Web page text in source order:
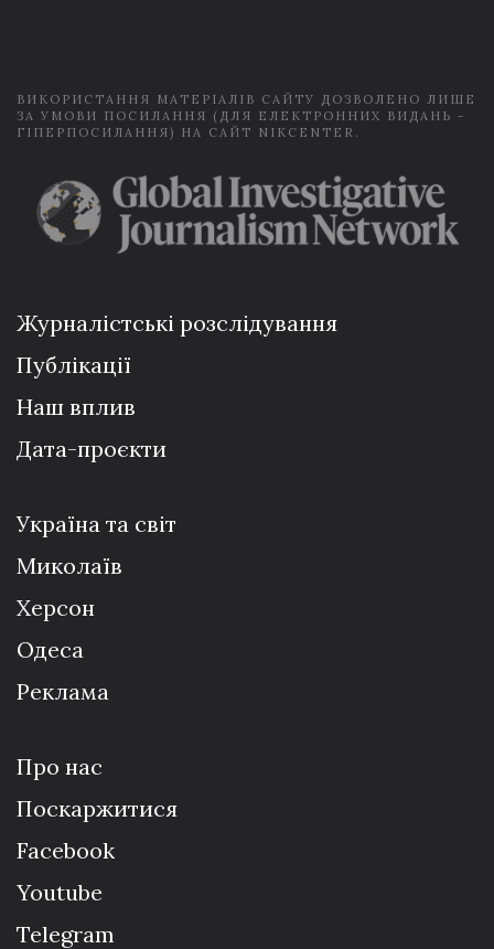
ВИКОРИСТАННЯ МАТЕРІАЛІВ САЙТУ ДОЗВОЛЕНО ЛИШЕ
ЗА УМОВИ ПОСИЛАННЯ (ДЛЯ ЕЛЕКТРОННИХ ВИДАНЬ -
ГІПЕРПОСИЛАННЯ) НА САЙТ NIKCENTER.
Журналістські розслідування
Публікації
Наш вплив
Дата-проєкти
Україна та світ
Миколаїв
Херсон
Одеса
Реклама
Про нас
Поскаржитися
Facebook
Youtube
Telegram